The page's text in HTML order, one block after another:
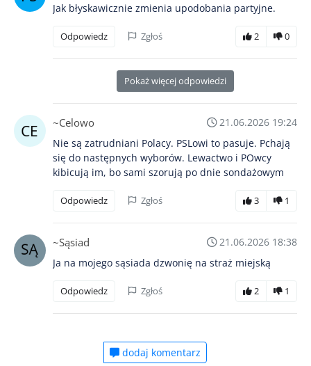
Jak błyskawicznie zmienia upodobania partyjne.
Odpowiedz Zgłoś 2 0
Pokaż więcej odpowiedzi
~Celowo
21.06.2026 19:24
Nie są zatrudniani Polacy. PSLowi to pasuje. Pchają
się do następnych wyborów. Lewactwo i POwcy
kibicują im, bo sami szorują po dnie sondażowym
Odpowiedz Zgłoś 3 1
~Sąsiad
21.06.2026 18:38
Ja na mojego sąsiada dzwonię na straż miejską
Odpowiedz Zgłoś 2 1
dodaj komentarz